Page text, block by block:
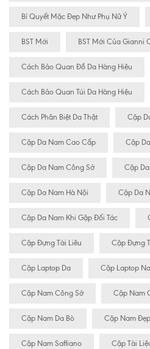
Bí Quyết Mặc Đẹp Như Phụ Nữ Ý
BST Mới BST Mới Của Gianni
Cách Bảo Quan Đồ Da Hàng Hiệu
Cách Bảo Quan Túi Da Hàng Hiệu
Cách Phân Biệt Da Thật Cặp
Cặp Da Nam Cao Cấp Cặp
Cặp Da Nam Công Sở Cặp
Cặp Da Nam Hà Nội Cặp Da
Cặp Da Nam Khi Gặp Đối Tác
Cặp Đựng Tài Liêu Cặp Đựng
Cặp Laptop Da Cặp Laptop
Cặp Nam Công Sở Cặp Nam
Cặp Nam Da Bò Cặp Nam Đẹp
Cặp Nam Saffiano Cặp Tài